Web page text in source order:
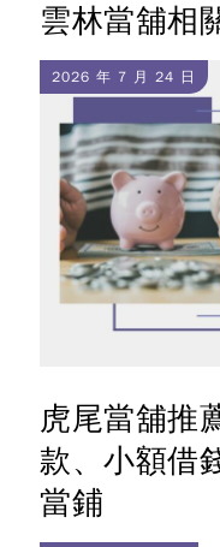
雲林當舖相
2026 年 7 月 24 日
虎尾當舖推
款、小額借
當鋪